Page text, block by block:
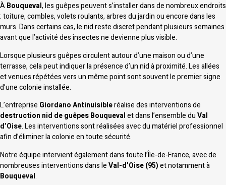
ÀBouqueval, les guêpes peuvent s’installer dans de nombreux endroits
: toiture, combles, volets roulants, arbres du jardin ou encore dans les
murs. Dans certains cas, le nid reste discret pendant plusieurs semaines
avant que l’activité des insectes ne devienne plus visible.
Lorsque plusieurs guêpes circulent autour d’une maison ou d’une
terrasse, cela peut indiquer la présence d’un nid à proximité. Les allées
et venues répétées vers un même point sont souvent le premier signe
d’une colonie installée.
L’entreprise Giordano Antinuisibleréalise des interventions de
destruction nid de guêpes Bouquevalet dans l’ensemble duVal
d’Oise. Les interventions sont réalisées avec du matériel professionnel
afin d’éliminer la colonie en toute sécurité.
Notre équipe intervient également dans toute l’Île-de-France, avec de
nombreuses interventions dans leVal-d’Oise (95)et notamment à
Bouqueval.